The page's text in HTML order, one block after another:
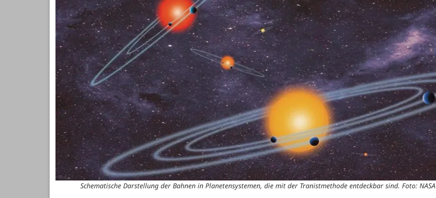
Schematische Darstellung der Bahnen in Planetensystemen, die mit der Tranistmethode entdeckbar sind. Foto: NASA